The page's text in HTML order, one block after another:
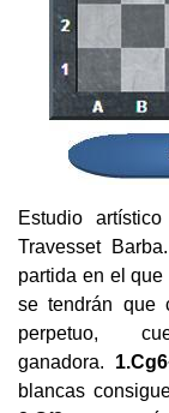
Estudio
Travesset
partida en el
se tendrán que
perpetuo,
ganadora.
blancas